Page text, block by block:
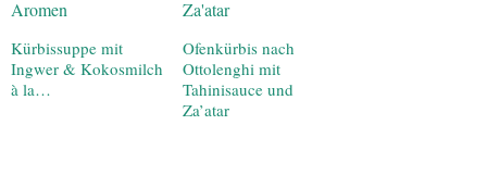
Kürbissuppe mit
Ingwer & Kokosmilch
à la…
Ofenkürbis nach
Ottolenghi mit
Tahinisauce und
Za’atar